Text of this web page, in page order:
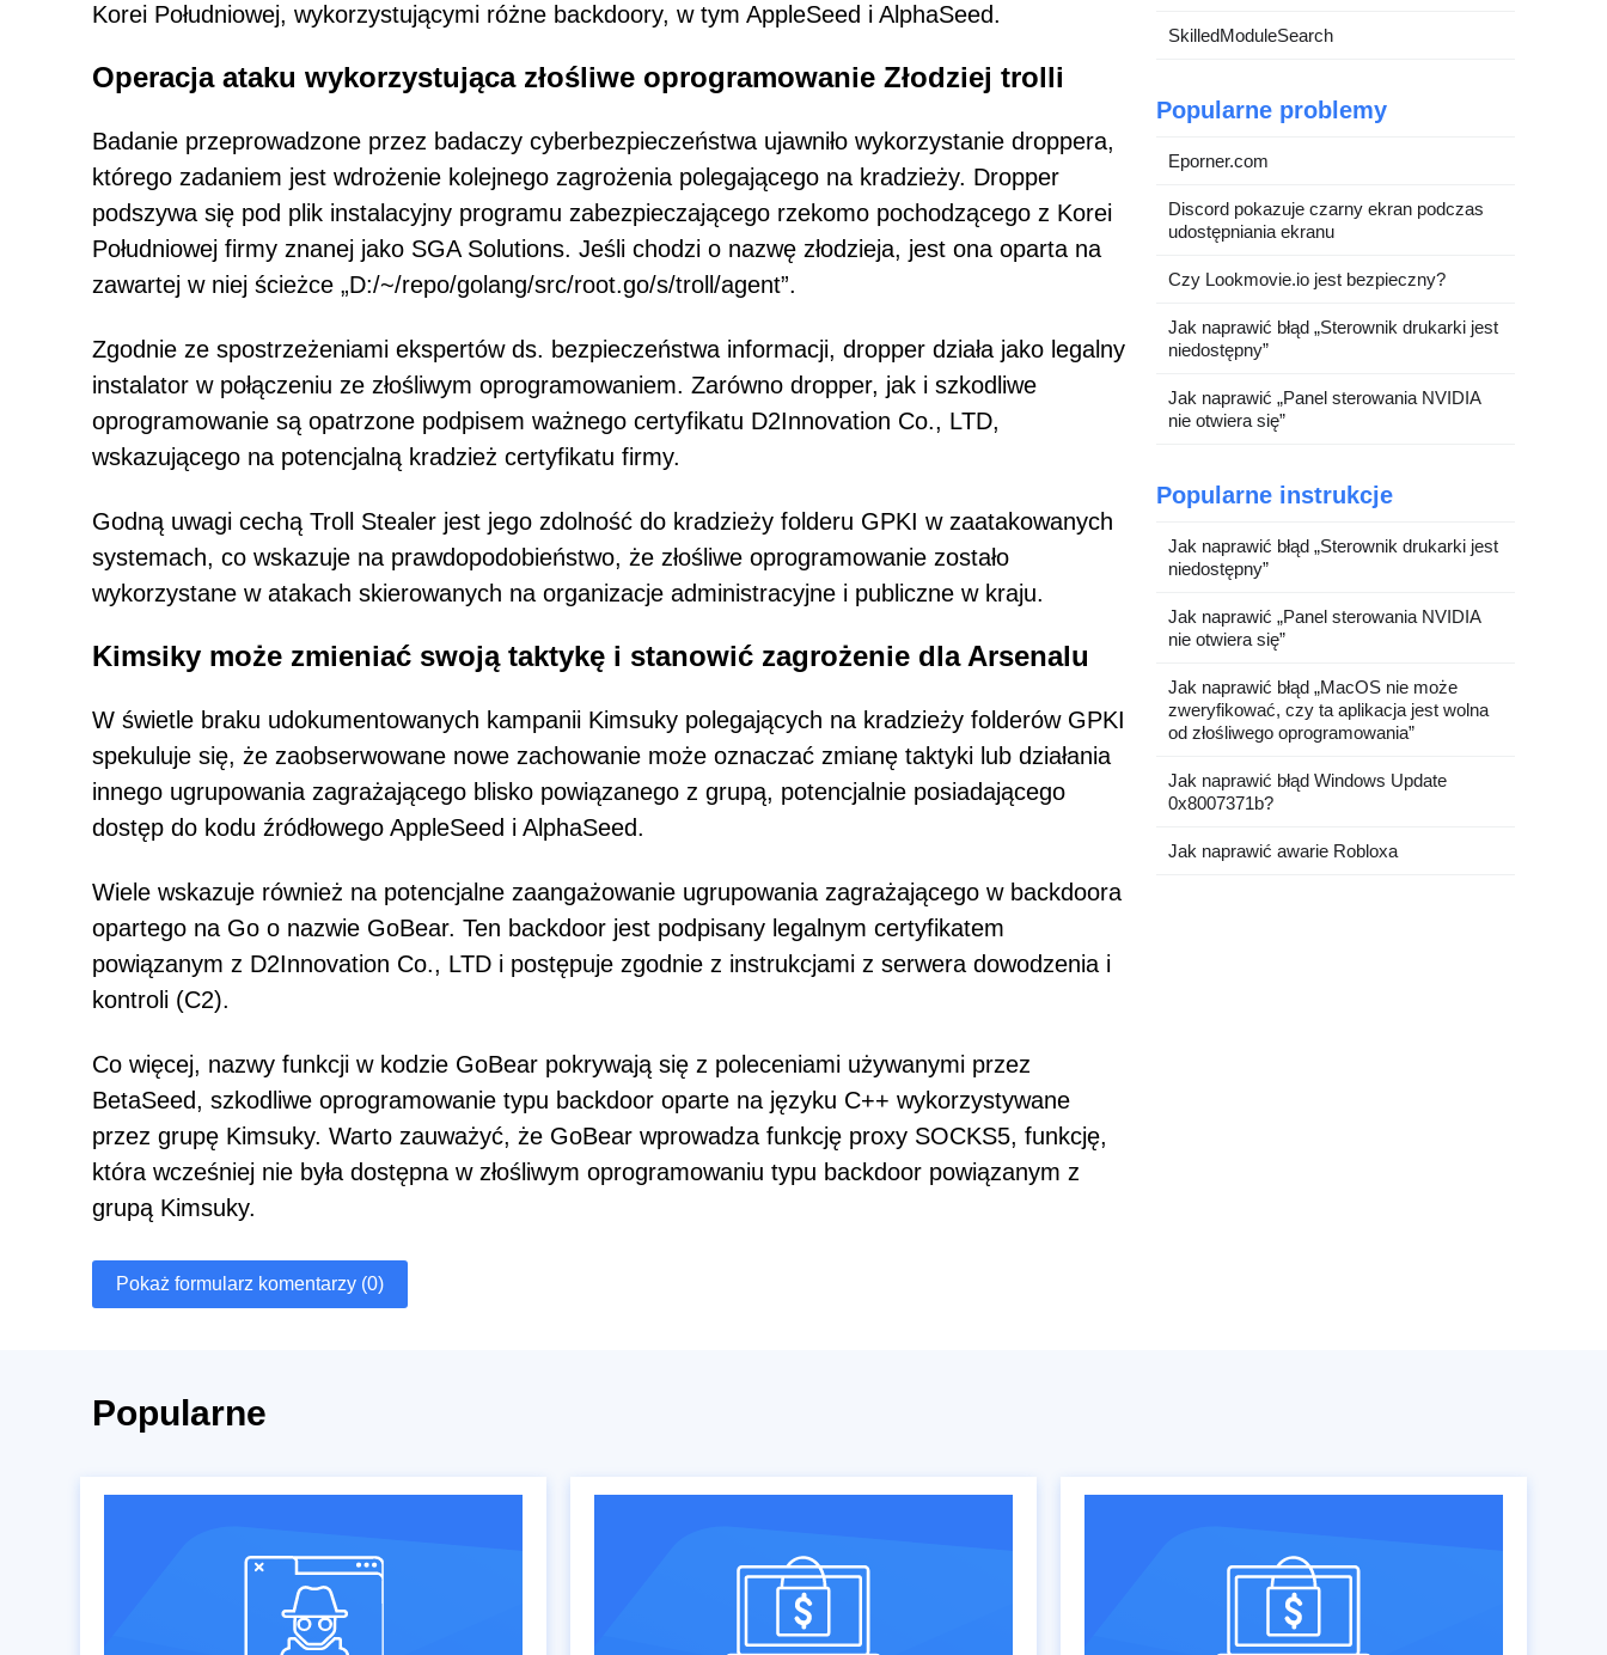
Korei Południowej, wykorzystującymi różne backdoory, w tym AppleSeed i AlphaSeed.
Operacja ataku wykorzystująca złośliwe oprogramowanie Złodziej trolli
Badanie przeprowadzone przez badaczy cyberbezpieczeństwa ujawniło wykorzystanie droppera,
którego zadaniem jest wdrożenie kolejnego zagrożenia polegającego na kradzieży. Dropper
podszywa się pod plik instalacyjny programu zabezpieczającego rzekomo pochodzącego z Korei
Południowej firmy znanej jako SGA Solutions. Jeśli chodzi o nazwę złodzieja, jest ona oparta na
zawartej w niej ścieżce „D:/~/repo/golang/src/root.go/s/troll/agent”.
Zgodnie ze spostrzeżeniami ekspertów ds. bezpieczeństwa informacji, dropper działa jako legalny
instalator w połączeniu ze złośliwym oprogramowaniem. Zarówno dropper, jak i szkodliwe
oprogramowanie są opatrzone podpisem ważnego certyfikatu D2Innovation Co., LTD,
wskazującego na potencjalną kradzież certyfikatu firmy.
Godną uwagi cechą Troll Stealer jest jego zdolność do kradzieży folderu GPKI w zaatakowanych
systemach, co wskazuje na prawdopodobieństwo, że złośliwe oprogramowanie zostało
wykorzystane w atakach skierowanych na organizacje administracyjne i publiczne w kraju.
Kimsiky może zmieniać swoją taktykę i stanowić zagrożenie dla Arsenalu
W świetle braku udokumentowanych kampanii Kimsuky polegających na kradzieży folderów GPKI
spekuluje się, że zaobserwowane nowe zachowanie może oznaczać zmianę taktyki lub działania
innego ugrupowania zagrażającego blisko powiązanego z grupą, potencjalnie posiadającego
dostęp do kodu źródłowego AppleSeed i AlphaSeed.
Wiele wskazuje również na potencjalne zaangażowanie ugrupowania zagrażającego w backdoora
opartego na Go o nazwie GoBear. Ten backdoor jest podpisany legalnym certyfikatem
powiązanym z D2Innovation Co., LTD i postępuje zgodnie z instrukcjami z serwera dowodzenia i
kontroli (C2).
Co więcej, nazwy funkcji w kodzie GoBear pokrywają się z poleceniami używanymi przez
BetaSeed, szkodliwe oprogramowanie typu backdoor oparte na języku C++ wykorzystywane
przez grupę Kimsuky. Warto zauważyć, że GoBear wprowadza funkcję proxy SOCKS5, funkcję,
która wcześniej nie była dostępna w złośliwym oprogramowaniu typu backdoor powiązanym z
grupą Kimsuky.
Pokaż formularz komentarzy (0)
SkilledModuleSearch
Popularne problemy
Eporner.com
Discord pokazuje czarny ekran podczas
udostępniania ekranu
Czy Lookmovie.io jest bezpieczny?
Jak naprawić błąd „Sterownik drukarki jest
niedostępny”
Jak naprawić „Panel sterowania NVIDIA
nie otwiera się”
Popularne instrukcje
Jak naprawić błąd „Sterownik drukarki jest
niedostępny”
Jak naprawić „Panel sterowania NVIDIA
nie otwiera się”
Jak naprawić błąd „MacOS nie może
zweryfikować, czy ta aplikacja jest wolna
od złośliwego oprogramowania”
Jak naprawić błąd Windows Update
0x8007371b?
Jak naprawić awarie Robloxa
Popularne